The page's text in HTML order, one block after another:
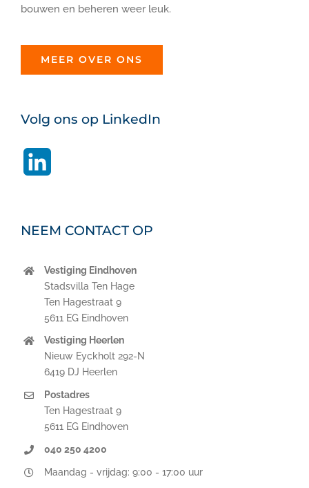
bouwen en beheren weer leuk.
MEER OVER ONS
Volg ons op LinkedIn
NEEM CONTACT OP
Vestiging Eindhoven
Stadsvilla Ten Hage
Ten Hagestraat 9
5611 EG Eindhoven
Vestiging Heerlen
Nieuw Eyckholt 292-N
6419 DJ Heerlen
Postadres
Ten Hagestraat 9
5611 EG Eindhoven
040 250 4200
Maandag - vrijdag: 9:00 - 17:00 uur